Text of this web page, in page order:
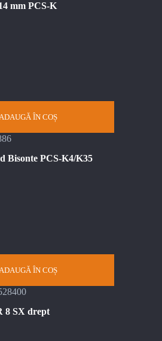
mm PCS-K
ÎN COȘ
Bisonte PCS-K4/K35
ADAUGĂ ÎN COȘ
8 SX drept